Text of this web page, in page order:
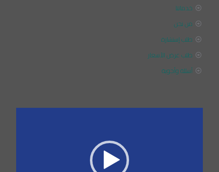
خدماتنا
من نحن
طلب إستشارة
طلب عرض الأسعار
أسئلة وأجوبة
مشغل